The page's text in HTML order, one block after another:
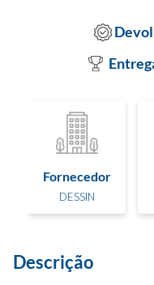
Fornecedor
DESSIN
Descrição